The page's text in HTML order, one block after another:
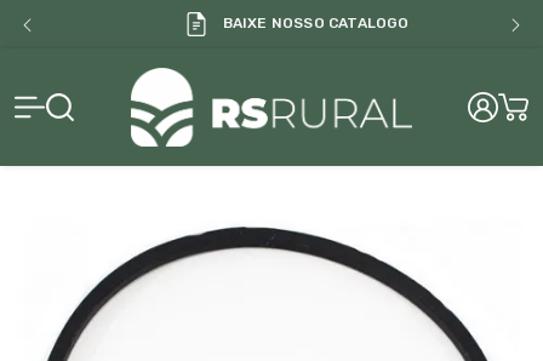
BAIXE NOSSO CATALOGO
RS Rural